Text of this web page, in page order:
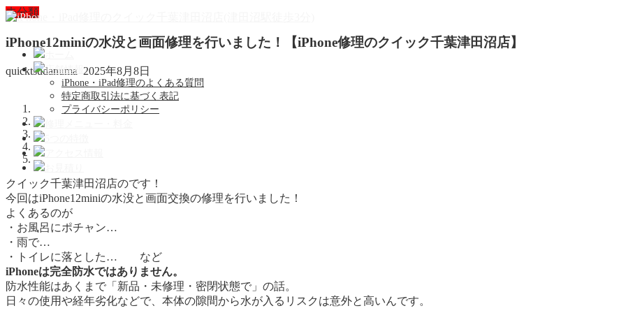
店舗情報
iPhone・iPad修理のよくある質問
特定商取引法に基づく表記
プライバシーポリシー
未分類
iPhone12miniの水没と画面修理を行いました！【iPhone修理のクイック千葉津田沼店】
quicktsudanuma 2025年8月8日
クイック千葉津田沼店のです！
今回はiPhone12miniの水没と画面交換の修理を行いました！
よくあるのが
・お風呂にポチャン…
・雨で…
・トイレに落とした… など
iPhoneは完全防水ではありません。
防水性能はあくまで「新品・未修理・密閉状態で」の話。
日々の使用や経年劣化などで、本体の隙間から水が入るリスクは意外と高いんです。